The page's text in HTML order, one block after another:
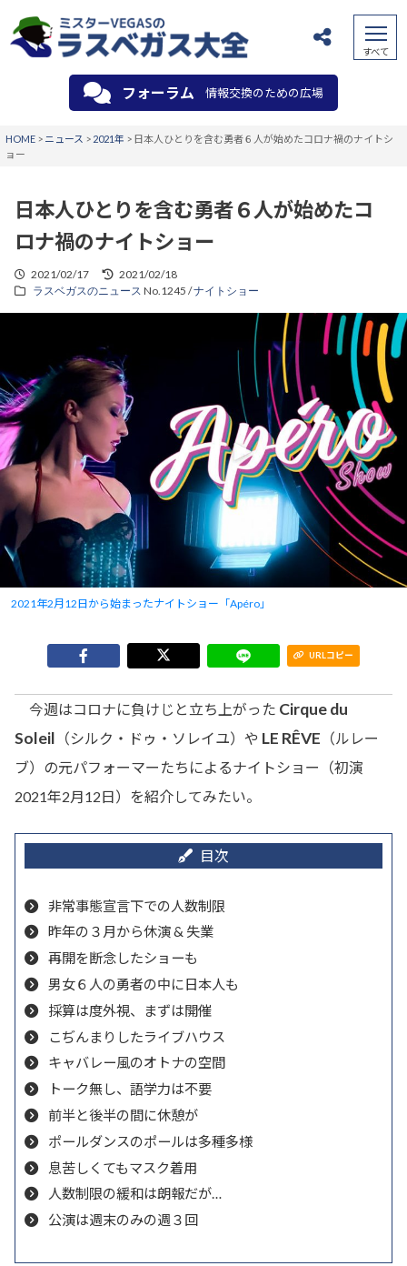
フォーラム 情報交換のための広場
HOME> ニュース > 2021年 > 日本人ひとりを含む勇者６人が始めたコロナ禍のナイトシ
ョー
日本人ひとりを含む勇者６人が始めたコ
ロナ禍のナイトショー
2021/02/17
2021/02/18
ラスベガスのニュース No.1245 /ナイトショー
2021年2月12日から始まったナイトショー「Apéro」
URLコピー
今週はコロナに負けじと立ち上がった Cirque du
Soleil （シルク・ドゥ・ソレイユ）や LE RÊVE （ルレー
ブ）の元パフォーマーたちによるナイトショー（初演
2021年2月12日）を紹介してみたい。
非常事態宣言下での人数制限
昨年の３月から休演 & 失業
再開を断念したショーも
男女６人の勇者の中に日本人も
採算は度外視、まずは開催
こぢんまりしたライブハウス
キャバレー風のオトナの空間
トーク無し、語学力は不要
前半と後半の間に休憩が
ポールダンスのポールは多種多様
息苦しくてもマスク着用
人数制限の緩和は朗報だが…
公演は週末のみの週３回